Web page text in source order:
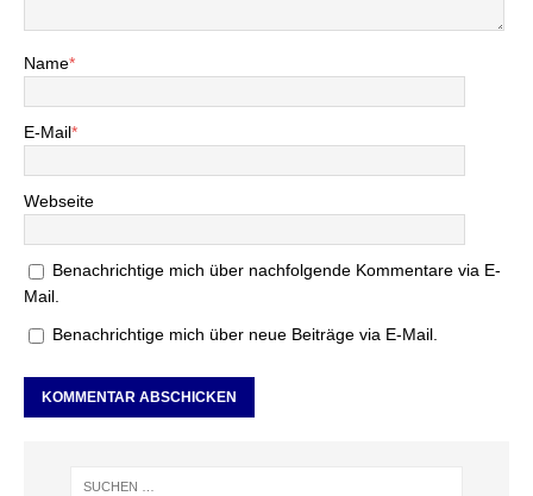
Name*
E-Mail*
Webseite
Benachrichtige mich über nachfolgende Kommentare via E-
Mail.
Benachrichtige mich über neue Beiträge via E-Mail.